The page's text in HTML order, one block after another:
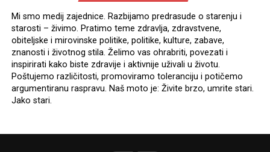
Mi smo medij zajednice. Razbijamo predrasude o starenju i
starosti – živimo. Pratimo teme zdravlja, zdravstvene,
obiteljske i mirovinske politike, politike, kulture, zabave,
znanosti i životnog stila. Želimo vas ohrabriti, povezati i
inspirirati kako biste zdravije i aktivnije uživali u životu.
Poštujemo različitosti, promoviramo toleranciju i potičemo
argumentiranu raspravu. Naš moto je: Živite brzo, umrite stari.
Jako stari.